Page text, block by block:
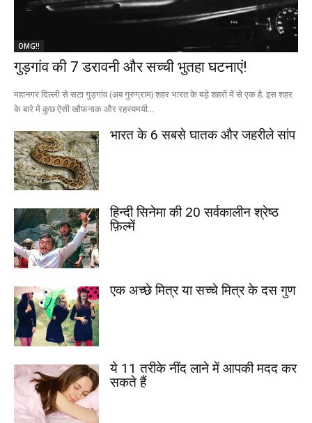
OMG!!
गुड़गांव की 7 डरावनी और सच्ची भुतहा घटनाएं!
महानगर दिल्ली से सटा गुड़गांव (अब गुरुग्राम) शहर भारत के बड़े शहरों में से एक है. इस शहर
के बारे में कुछ ऐसी खौफनाक और रहस्यमयी...
भारत के 6 सबसे घातक और जहरीले सांप
हिन्दी सिनेमा की 20 सर्वकालीन श्रेष्ठ
फ़िल्में
एक अच्छे मित्र या सच्चे मित्र के दस गुण
ये 11 तरीके नींद लाने में आपकी मदद कर
सकते हैं